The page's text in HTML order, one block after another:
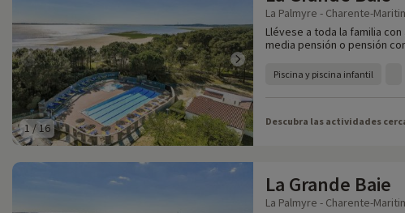
1/16
La Palmyre - Charente-
Llévese a toda la familia
media pensión o pensión
Piscina y piscina infantil
Descubra las actividades
La Grande Baie
La Palmyre - Charente-